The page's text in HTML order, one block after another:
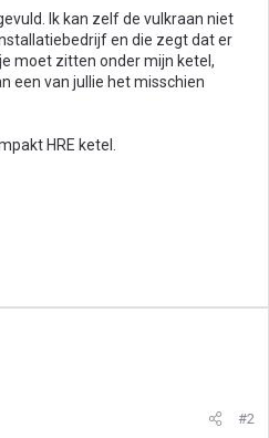
Ik kan zelf de vulkraan niet
en die zegt dat er
moet zitten onder mijn ketel,
een van jullie het misschien
HRE ketel.
#2